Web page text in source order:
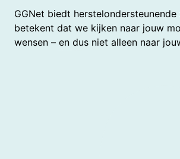
GGNet biedt
betekent dat we kijken naar jouw
wensen – en dus niet alleen naar